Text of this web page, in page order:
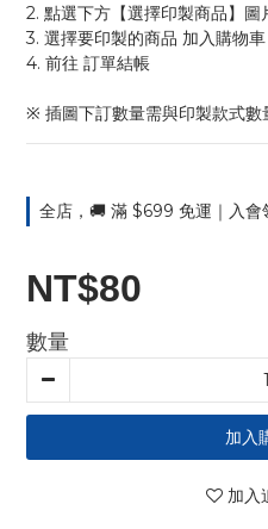
2. 點選下方【選擇印製商品】圖
3. 選擇要印製的商品 加入購物車
4. 前往 訂單結帳
※ 插圖下訂數量需與印製款式數
全店，🚚 滿 $699 免運｜入會
NT$80
數量
加入
加入